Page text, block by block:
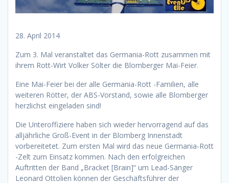
28. April 2014
Zum 3. Mal veranstaltet das Germania-Rott zusammen mit
ihrem Rott-Wirt Volker Sölter die Blomberger Mai-Feier.
Eine Mai-Feier bei der alle Germania-Rott -Familien, alle
weiteren Rötter, der ABS-Vorstand, sowie alle Blomberger
herzlichst eingeladen sind!
Die Unteroffiziere haben sich wieder hervorragend auf das
alljährliche Groß-Event in der Blomberg Innenstadt
vorbereitetet. Zum ersten Mal wird das neue Germania-Rott
-Zelt zum Einsatz kommen. Nach den erfolgreichen
Auftritten der Band „Bracket [Brain]“ um Lead-Sänger
Leonard Ottolien können der Geschäftsführer der